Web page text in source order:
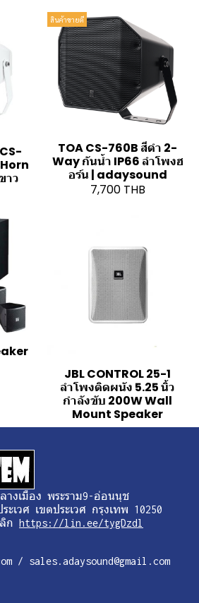
าว
สินค้าขายดี
TOA CS-760B สีดำ 2-
Way กันน้ำ IP66 ลำโพงฮ
อร์น | adaysound
7,700 THB
JBL CONTROL 25-1
ลำโพงติดผนัง 5.25 นิ้ว
กำลังขับ 200W Wall
Mount Speaker
งเมือง พระราม9-อ่อนนุช
ะเวศ เขตประเวศ กรุงเทพ 10250
ก https://lin.ee/tygDzdl
/ sales.adaysound@gmail.com